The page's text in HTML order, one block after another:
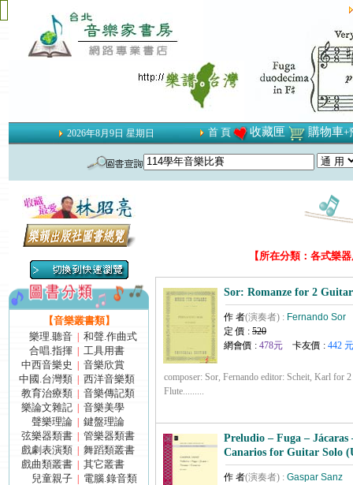
2026年8月9日 星期日 首 頁 收藏匣 購物車+
【音樂叢書類】
樂理.聽音
和聲.作曲式
合唱.指揮
工具用書
中西音樂史
音樂欣賞
中國.台灣類
西洋音樂類
教育治療類
音樂傳記類
樂論文雜記
音樂美學
聲樂理論
鍵盤理論
弦樂器類書
管樂器類書
戲劇表演類
舞蹈類叢書
戲曲類叢書
其它叢書
兒童親子
電腦.錄音類
【所在分類：各式樂
Sor: Romanze for 2
作 者(演奏者) : Fernando Sor
定 價 : 520
網會價 : 478元 卡友價 : 442 元
composer: Sor, Fernando editor: Scheit, Karl for
Flute.........
Preludio – Fuga – Jácaras
Canarios for Guitar Solo
作 者(演奏者) : Gaspar Sanz